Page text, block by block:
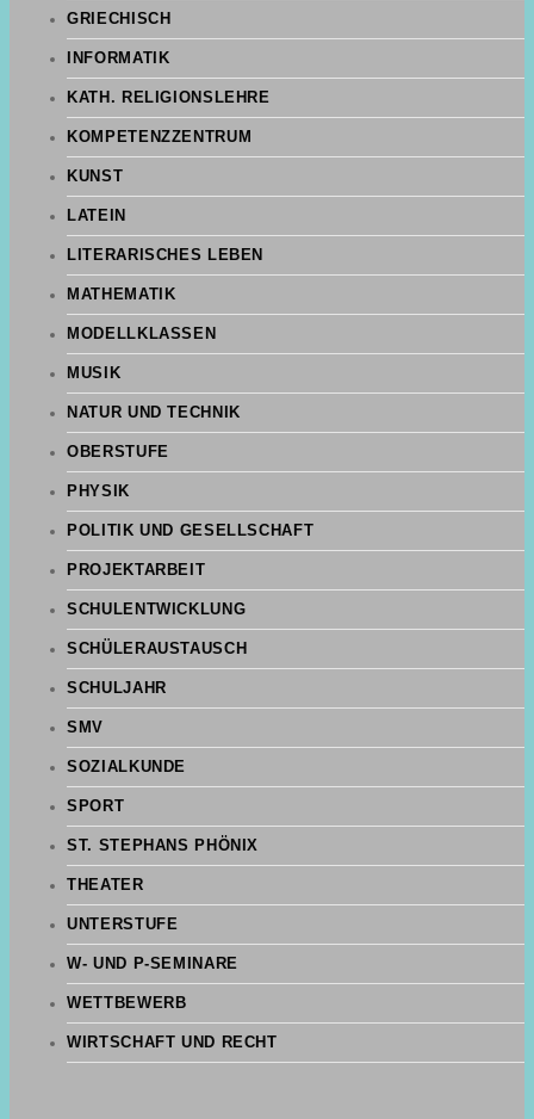
GRIECHISCH
INFORMATIK
KATH. RELIGIONSLEHRE
KOMPETENZZENTRUM
KUNST
LATEIN
LITERARISCHES LEBEN
MATHEMATIK
MODELLKLASSEN
MUSIK
NATUR UND TECHNIK
OBERSTUFE
PHYSIK
POLITIK UND GESELLSCHAFT
PROJEKTARBEIT
SCHULENTWICKLUNG
SCHÜLERAUSTAUSCH
SCHULJAHR
SMV
SOZIALKUNDE
SPORT
ST. STEPHANS PHÖNIX
THEATER
UNTERSTUFE
W- UND P-SEMINARE
WETTBEWERB
WIRTSCHAFT UND RECHT